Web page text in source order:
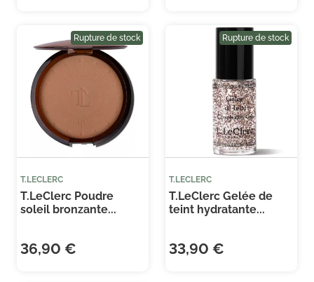
Rupture de stock
T.LECLERC
T.LeClerc Poudre
soleil bronzante...
36,90 €
Rupture de stock
T.LECLERC
T.LeClerc Gelée de
teint hydratante...
33,90 €